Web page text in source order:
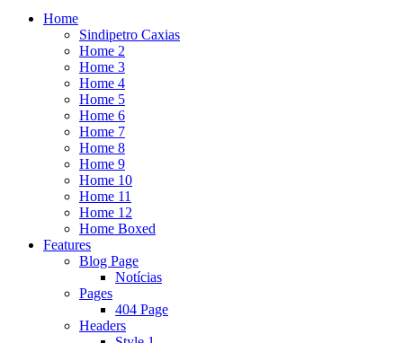
Home
Sindipetro Caxias
Home 2
Home 3
Home 4
Home 5
Home 6
Home 7
Home 8
Home 9
Home 10
Home 11
Home 12
Home Boxed
Features
Blog Page
Notícias
Pages
404 Page
Headers